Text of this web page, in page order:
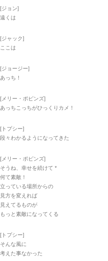
[ジョン]
遠くは
[ジャック]
ここは
[ジョージー]
あっち！
[メリー・ポピンズ]
あっちこっちがひっくりカメ！
[トプシー]
段々わかるようになってきた
[メリー・ポピンズ]
そうね、幸せを続けて *
何て素敵！
立っている場所からの
見方を変えれば
見えてるものが
もっと素敵になってくる
[トプシー]
そんな風に
考えた事なかった